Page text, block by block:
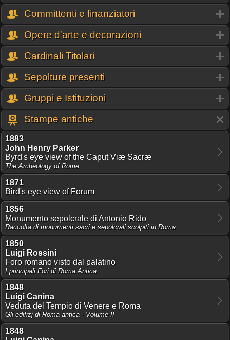
Committenti e finanziatori
Opere d'arte e decorazioni
Cardinali Titolari
Sepolture presenti
Gruppi e Istituzioni
Stampe antiche
1883
John Henry Parker
Byrd's eye view of the Caput Viæ Sacræ
The Archeology of Rome
1871
Bird's eye view of Forum
1856
Monumento sepolcrale di Antonio Rido
Raccolta di monumenti sacri e sepolcrali scolpiti in Roma
1850
Luigi Rossini
Foro romano visto dal palatino
I principali Fori di Roma Antica
1848
Luigi Canina
Veduta del Tempio di Venere e Roma
Gli edifizj di Roma antica - Volume II
1848